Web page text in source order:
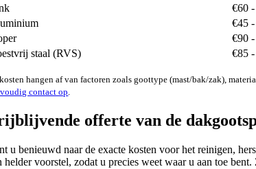
€60
€45
€90
staal (RVS)
€85
hangen af van factoren zoals goottype (mast/bak/zak),
contact op.
offerte van de
u benieuwd naar de exacte kosten voor het reinigen,
helder voorstel, zodat u precies weet waar u aan toe